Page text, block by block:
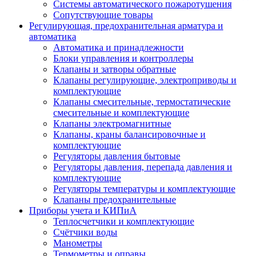
Системы автоматического пожаротушения
Сопутствующие товары
Регулирующая, предохранительная арматура и
автоматика
Автоматика и принадлежности
Блоки управления и контроллеры
Клапаны и затворы обратные
Клапаны регулирующие, электроприводы и
комплектующие
Клапаны смесительные, термостатические
смесительные и комплектующие
Клапаны электромагнитные
Клапаны, краны балансировочные и
комплектующие
Регуляторы давления бытовые
Регуляторы давления, перепада давления и
комплектующие
Регуляторы температуры и комплектующие
Клапаны предохранительные
Приборы учета и КИПиА
Теплосчетчики и комплектующие
Счётчики воды
Манометры
Термометры и оправы